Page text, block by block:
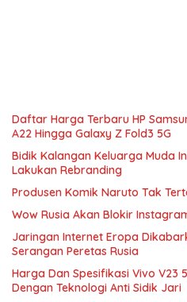
Daftar Harga Terbaru HP
A22 Hingga Galaxy Z Fold3 5G
Bidik Kalangan Keluarga Muda
Lakukan Rebranding
Produsen Komik Naruto Tak
Wow Rusia Akan Blokir
Jaringan Internet Eropa
Serangan Peretas Rusia
Harga Dan Spesifikasi Vivo V23
Dengan Teknologi Anti Sidik Jari